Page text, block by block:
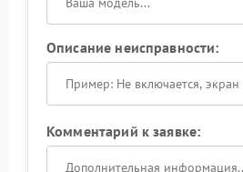
Описание неисправности:
Комментарий к заявке: